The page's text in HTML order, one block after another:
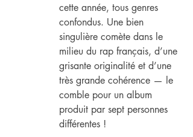
cette année, tous genres
confondus. Une bien
singulière comète dans le
milieu du rap français, d’une
grisante originalité et d’une
très grande cohérence — le
comble pour un album
produit par sept personnes
différentes !